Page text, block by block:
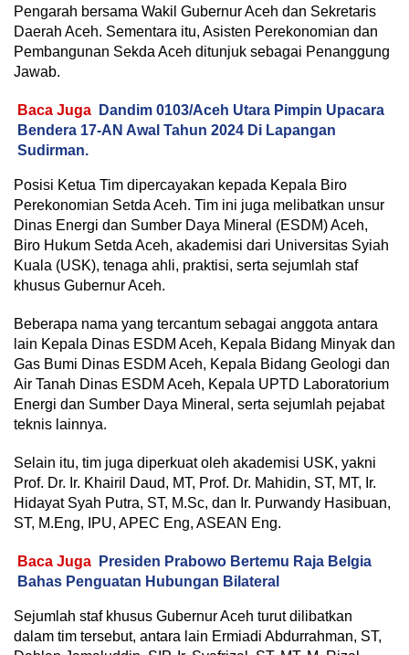
Pengarah bersama Wakil Gubernur Aceh dan Sekretaris
Daerah Aceh. Sementara itu, Asisten Perekonomian dan
Pembangunan Sekda Aceh ditunjuk sebagai Penanggung
Jawab.
Baca Juga
Dandim 0103/Aceh Utara Pimpin Upacara
Bendera 17-AN Awal Tahun 2024 Di Lapangan
Sudirman.
Posisi Ketua Tim dipercayakan kepada Kepala Biro
Perekonomian Setda Aceh. Tim ini juga melibatkan unsur
Dinas Energi dan Sumber Daya Mineral (ESDM) Aceh,
Biro Hukum Setda Aceh, akademisi dari Universitas Syiah
Kuala (USK), tenaga ahli, praktisi, serta sejumlah staf
khusus Gubernur Aceh.
Beberapa nama yang tercantum sebagai anggota antara
lain Kepala Dinas ESDM Aceh, Kepala Bidang Minyak dan
Gas Bumi Dinas ESDM Aceh, Kepala Bidang Geologi dan
Air Tanah Dinas ESDM Aceh, Kepala UPTD Laboratorium
Energi dan Sumber Daya Mineral, serta sejumlah pejabat
teknis lainnya.
Selain itu, tim juga diperkuat oleh akademisi USK, yakni
Prof. Dr. Ir. Khairil Daud, MT, Prof. Dr. Mahidin, ST, MT, Ir.
Hidayat Syah Putra, ST, M.Sc, dan Ir. Purwandy Hasibuan,
ST, M.Eng, IPU, APEC Eng, ASEAN Eng.
Baca Juga
Presiden Prabowo Bertemu Raja Belgia
Bahas Penguatan Hubungan Bilateral
Sejumlah staf khusus Gubernur Aceh turut dilibatkan
dalam tim tersebut, antara lain Ermiadi Abdurrahman, ST,